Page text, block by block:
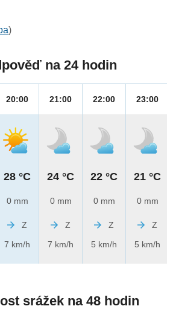
)
na 24 hodin
20:00
28 °C
0 mm
Z
7 km/h
21:00
24 °C
0 mm
Z
7 km/h
22:00
22 °C
0 mm
Z
5 km/h
23:00
21 °C
0 mm
Z
5 km/h
srážek na 48 hodin